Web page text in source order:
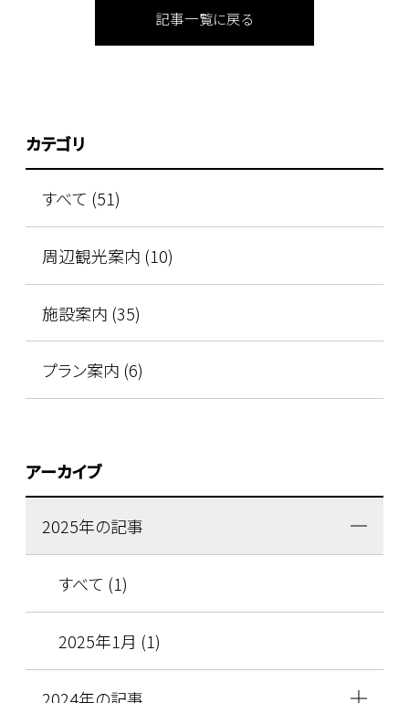
記事一覧に戻る
カテゴリ
すべて (51)
周辺観光案内 (10)
施設案内 (35)
プラン案内 (6)
アーカイブ
2025年の記事
すべて (1)
2025年1月 (1)
2024年の記事